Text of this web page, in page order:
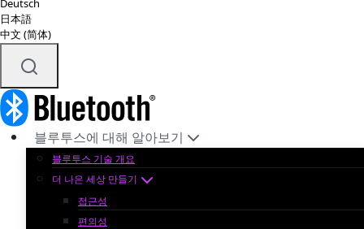
Deutsch
日本語
中文 (简体)
블루투스에 대해 알아보기
블루투스 기술 개요
더 나은 세상 만들기
접근성
편의성